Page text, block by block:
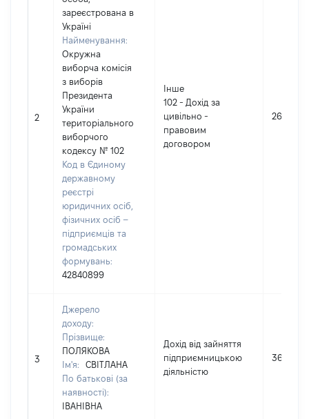
2
зареєстрована в
Україні
Найменування:
Окружна
виборча комісія
з виборів
Президента
України
територіального
виборчого
кодексу № 102
Код в Єдиному
державному
реєстрі
юридичних осіб,
фізичних осіб –
підприємців та
громадських
формувань:
42840899
Інше
102 - Дохід за
цивільно -
правовим
договором
269
3
Джерело
доходу:
Прізвище:
ПОЛЯКОВА
Ім'я:
СВІТЛАНА
По батькові (за
наявності):
ІВАНІВНА
Дохід від зайняття
підприємницькою
діяльністю
36000